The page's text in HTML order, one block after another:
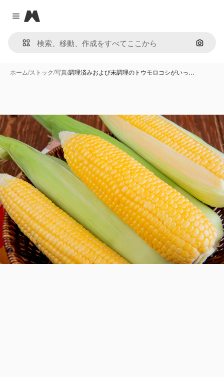
Close menu
Magnific
画像で
ホーム/ストック/写真/調理済みおよび未調理のトウモロコシがいっ…